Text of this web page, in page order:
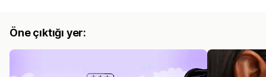
Öne çıktığı yer: